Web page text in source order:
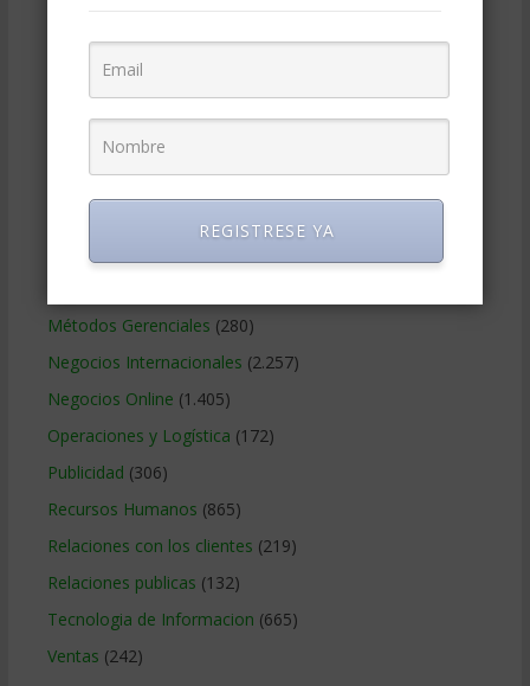
Estrategia Empresarial
Finanzas Corporativas(748)
Gerencia social y ambiental
Gobierno Corporativo(11)
Métodos Gerenciales (280)
Negocios Internacionales (2.257)
Negocios Online (1.405)
Operaciones y Logística (172)
Publicidad (306)
Recursos Humanos (865)
Relaciones con los clientes (219)
Relaciones publicas (132)
Tecnologia de Informacion (665)
Ventas (242)
REGISTRESE YA